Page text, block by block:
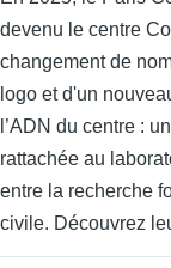
devenu le centre
changement de
logo et d'un
l’ADN du centre :
rattachée au
entre la recherche
civile. Découvrez